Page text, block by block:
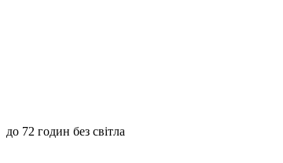
до 72 годин без світла